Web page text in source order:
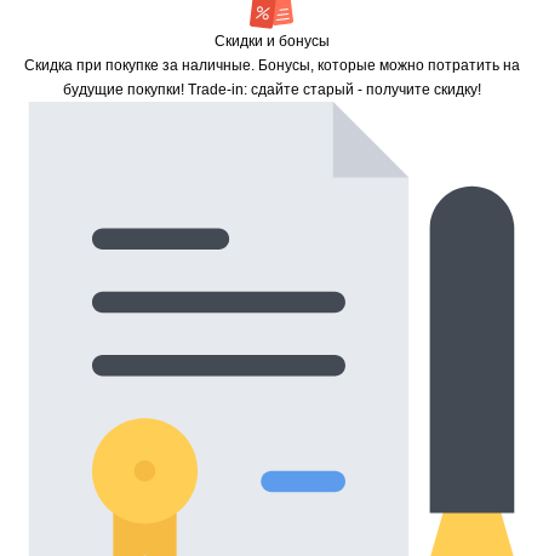
Скидки и бонусы
Скидка при покупке за наличные. Бонусы, которые можно потратить на
будущие покупки! Trade-in: сдайте старый - получите скидку!